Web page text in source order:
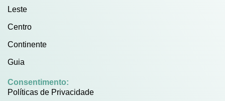
Leste
Centro
Continente
Guia
Consentimento:
Políticas de Privacidade